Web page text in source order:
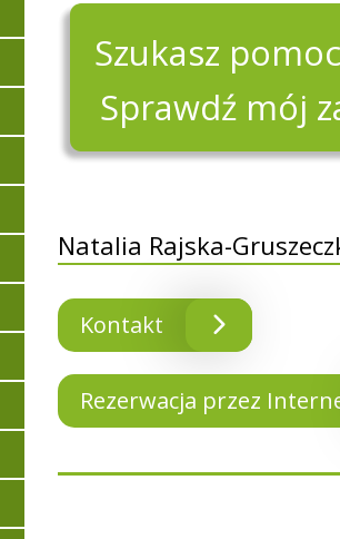
Szukasz
Sprawdź mój
Natalia Rajska-
Kontakt
Rezerwacja przez